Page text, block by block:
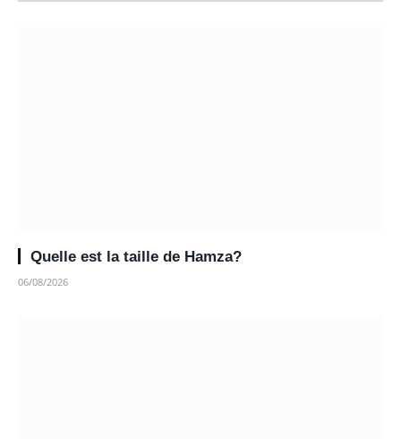
Quelle est la taille de Hamza?
06/08/2026